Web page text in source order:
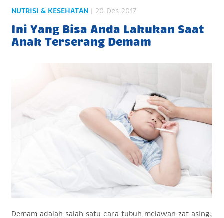
NUTRISI & KESEHATAN | 20 Des 2017
Ini Yang Bisa Anda Lakukan Saat
Anak Terserang Demam
Demam adalah salah satu cara tubuh melawan zat asing,